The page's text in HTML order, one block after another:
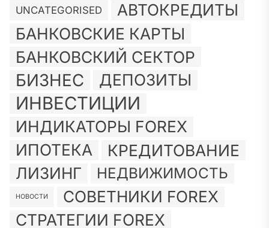
UNCATEGORISED АВТОКРЕДИТЫ
БАНКОВСКИЕ КАРТЫ
БАНКОВСКИЙ СЕКТОР
БИЗНЕС ДЕПОЗИТЫ
ИНВЕСТИЦИИ
ИНДИКАТОРЫ FOREX
ИПОТЕКА
КРЕДИТОВАНИЕ
ЛИЗИНГ НЕДВИЖИМОСТЬ
НОВОСТИ
СОВЕТНИКИ FOREX
СТРАТЕГИИ FOREX